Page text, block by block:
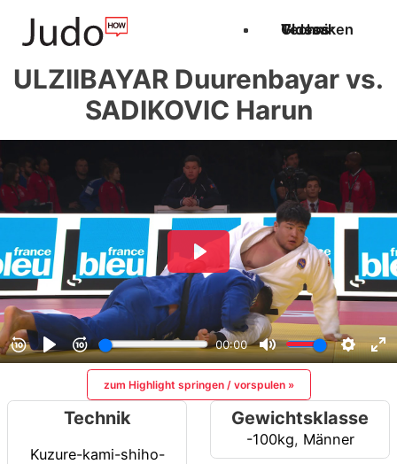
Techniken
Videos
Glossar
ULZIIBAYAR Duurenbayar vs.
SADIKOVIC Harun
zum Highlight springen / vorspulen »
Technik
Kuzure-kami-shiho-
Gewichtsklasse
-100kg, Männer